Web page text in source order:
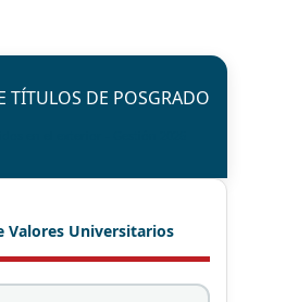
TÍTULOS DE POSGRADO
Valores Universitarios